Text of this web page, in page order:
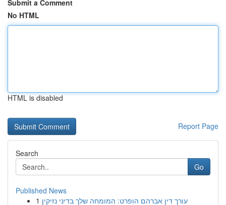
Submit a Comment
No HTML
HTML is disabled
Report Page
Search
Go
Published News
1 עורך דין אברהם הופרט: המומחה שלך בדיני נזיקין